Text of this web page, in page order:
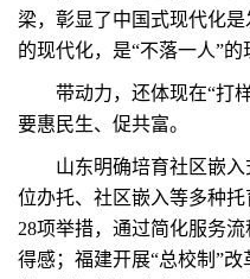
梁，彰显了中国式现代化
的现代化，是“不落一人”的
带动力，还体现在“打样
要惠民生、促共富。
山东明确培育社区嵌入
位办托、社区嵌入等多种
28项举措，通过简化服务
得感；福建开展“总校制”